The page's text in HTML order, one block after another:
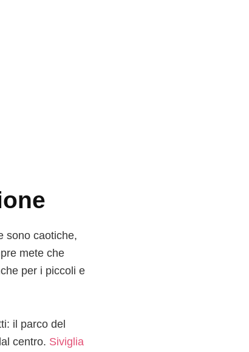
sono caotiche,
mete che
per i piccoli e
il parco del
centro. Siviglia